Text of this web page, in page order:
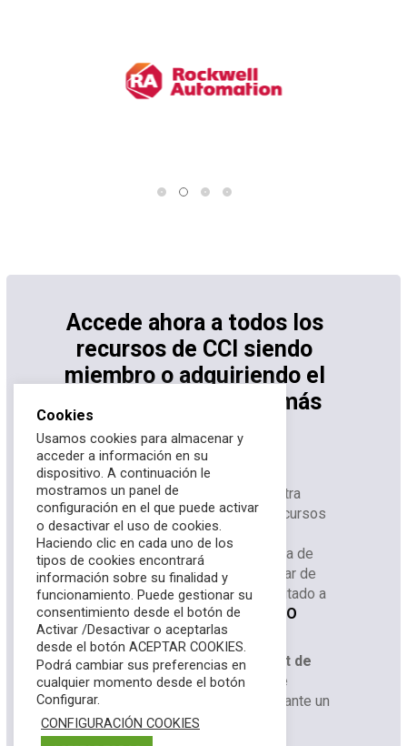
Accede ahora a todos los
recursos de CCI siendo
miembro o adquiriendo el
Kit de Recursos que más
se adapte a tus
necesidades
Te invitamos a formar parte de nuestra
comunidad y acceder a todos los recursos
disponibles y actualizados sobre
ciberseguridad industrial. Únete a una de
nuestras membresíaspara disfrutar de
beneficios exclusivos y acceso ilimitado a
nuestros recursos.HAZTE MIEMBRO
También puedes explorar nuestro
Kit de
Recursospara acceder a todo este
reservorio de material exclusivo durante un
año.KIT DE RECURSOS
Cookies
Usamos cookies para almacenar y
acceder a información en su
dispositivo. A continuación le
mostramos un panel de
configuración en el que puede activar
o desactivar el uso de cookies.
Haciendo clic en cada uno de los
tipos de cookies encontrará
información sobre su finalidad y
funcionamiento. Puede gestionar su
consentimiento desde el botón de
Activar /Desactivar o aceptarlas
desde el botón ACEPTAR COOKIES.
Podrá cambiar sus preferencias en
cualquier momento desde el botón
Configurar.
CONFIGURACIÓN COOKIES